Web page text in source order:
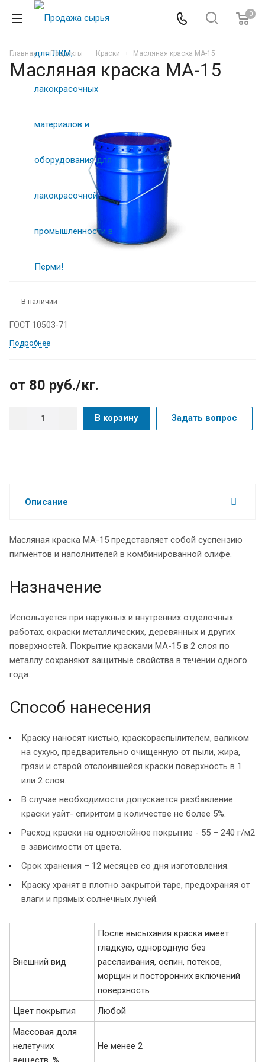
0
Главная Продукты Краски Масляная краска МА-15
Масляная краска МА-15
В наличии
ГОСТ 10503-71
Подробнее
от 80 руб./кг.
В корзину Задать вопрос
Описание
Масляная краска МА-15 представляет собой суспензию
пигментов и наполнителей в комбинированной олифе.
Назначение
Используется при наружных и внутренних отделочных
работах, окраски металлических, деревянных и других
поверхностей. Покрытие красками МА-15 в 2 слоя по
металлу сохраняют защитные свойства в течении одного
года.
Способ нанесения
Краску наносят кистью, краскораспылителем, валиком
на сухую, предварительно очищенную от пыли, жира,
грязи и старой отслоившейся краски поверхность в 1
или 2 слоя.
В случае необходимости допускается разбавление
краски уайт- спиритом в количестве не более 5%.
Расход краски на однослойное покрытие - 55 – 240 г/м2
в зависимости от цвета.
Срок хранения – 12 месяцев со дня изготовления.
Краску хранят в плотно закрытой таре, предохраняя от
влаги и прямых солнечных лучей.
Внешний вид
После высыхания краска имеет
гладкую, однородную без
расслаивания, оспин, потеков,
морщин и посторонних включений
поверхность
Цвет покрытия
Любой
Массовая доля
нелетучих
Не менее 2